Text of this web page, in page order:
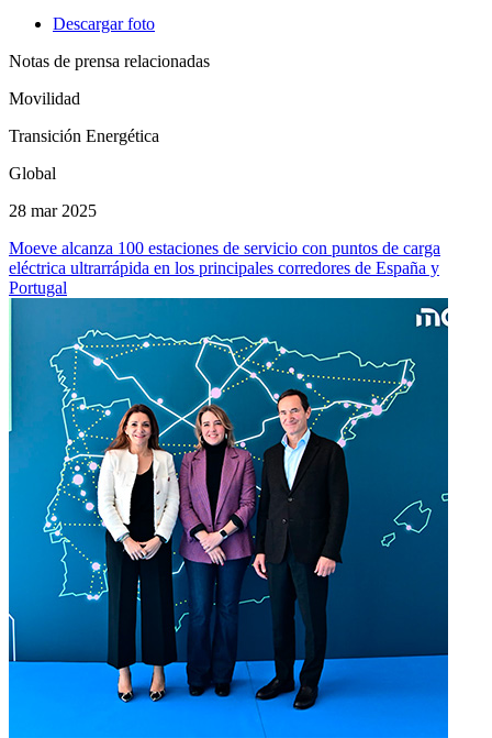
Descargar foto
Notas de prensa relacionadas
Movilidad
Transición Energética
Global
28 mar 2025
Moeve alcanza 100 estaciones de servicio con puntos de carga
eléctrica ultrarrápida en los principales corredores de España y
Portugal